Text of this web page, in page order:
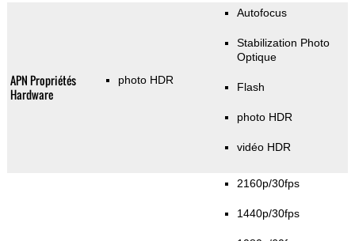
APN Propriétés
Hardware
photo HDR
Autofocus
Stabilization Photo
Optique
Flash
photo HDR
vidéo HDR
2160p/30fps
1440p/30fps